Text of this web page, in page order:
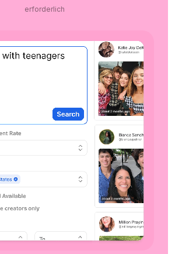
erforderlich